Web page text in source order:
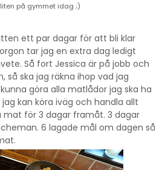
på gymmet idag ;)
ett par dagar för att bli klar
tar jag en extra dag ledigt
Så fort Jessica är på jobb och
så ska jag räkna ihop vad jag
göra alla matlådor jag ska ha
kan köra iväg och handla allt
för 3 dagar framåt. 3 dagar
6 lagade mål om dagen så